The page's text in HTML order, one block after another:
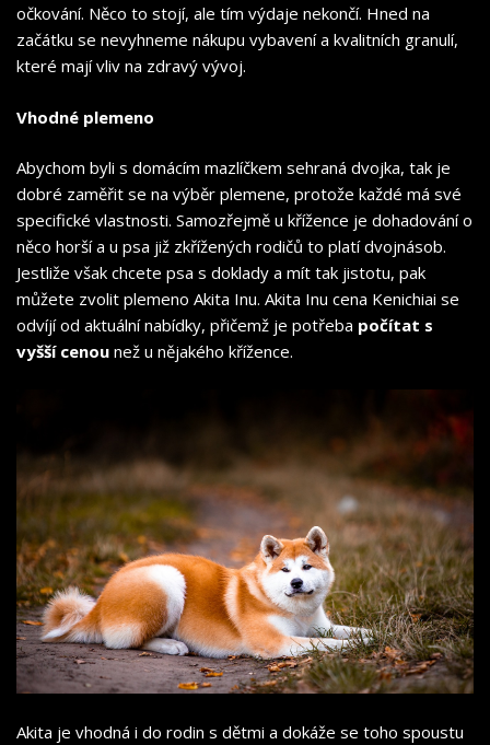
očkování. Něco to stojí, ale tím výdaje nekončí. Hned na
začátku se nevyhneme nákupu vybavení a kvalitních granulí,
které mají vliv na zdravý vývoj.
Vhodné plemeno
Abychom byli s domácím mazlíčkem sehraná dvojka, tak je
dobré zaměřit se na výběr plemene, protože každé má své
specifické vlastnosti. Samozřejmě u křížence je dohadování o
něco horší a u psa již zkřížených rodičů to platí dvojnásob.
Jestliže však chcete psa s doklady a mít tak jistotu, pak
můžete zvolit plemeno Akita Inu. Akita Inu cena Kenichiai se
odvíjí od aktuální nabídky, přičemž je potřeba počítat s
vyšší cenou než u nějakého křížence.
Akita je vhodná i do rodin s dětmi a dokáže se toho spoustu